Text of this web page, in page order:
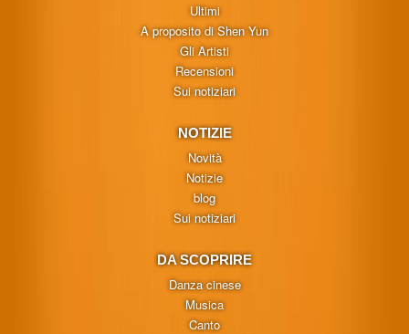
Ultimi
A proposito di Shen Yun
Gli Artisti
Recensioni
Sui notiziari
NOTIZIE
Novità
Notizie
blog
Sui notiziari
DA SCOPRIRE
Danza cinese
Musica
Canto